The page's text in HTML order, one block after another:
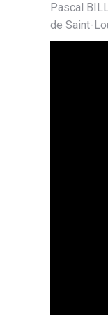
Pascal
de Saint-